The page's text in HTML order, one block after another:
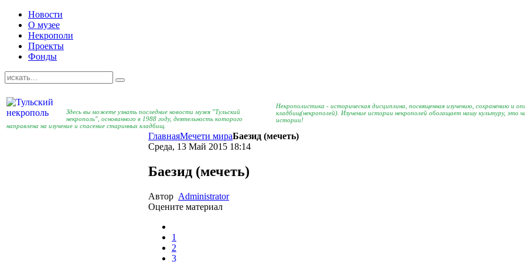
Новости
О музее
Некрополи
Проекты
Фонды
Здесь вы можете узнать последние новости музея "Тульский
некрополь", основанного в 1988 году, деятельность которого
направлена на изучение и спасение старинных кладбищ.
Некрополистика - историческая дисциплина, посвященная изучению, сохранению и
кладбищ(некрополей). Изучение истории некрополей обогащает нашу культуру, это
истории!
ГлавнаяМечети мираБаезид (мечеть)
Среда, 13 Май 2015 18:14
Баезид (мечеть)
Автор Administrator
Оцените материал
1
2
3